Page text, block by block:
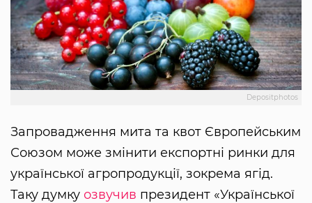
Depositphotos
Запровадження мита та квот Європейським
Союзом може змінити експортні ринки для
української агропродукції, зокрема ягід.
Таку думку озвучив президент «Української